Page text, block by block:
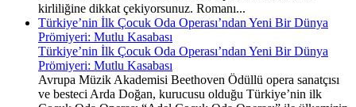
kirliliğine dikkat çekiyorsunuz. Romanı...
Türkiye’nin İlk Çocuk Oda Operası’ndan Yeni Bir Dünya
Prömiyeri: Mutlu Kasabası
Türkiye’nin İlk Çocuk Oda Operası’ndan Yeni Bir Dünya
Prömiyeri: Mutlu Kasabası
Avrupa Müzik Akademisi Beethoven Ödüllü opera sanatçısı
ve besteci Arda Doğan, kurucusu olduğu Türkiye’nin ilk